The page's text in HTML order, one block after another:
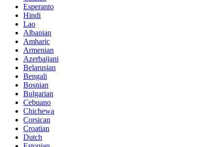
Esperanto
Hindi
Lao
Albanian
Amharic
Armenian
Azerbaijani
Belarusian
Bengali
Bosnian
Bulgarian
Cebuano
Chichewa
Corsican
Croatian
Dutch